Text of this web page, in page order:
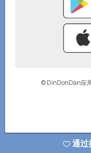
© DinDonDan应
通过